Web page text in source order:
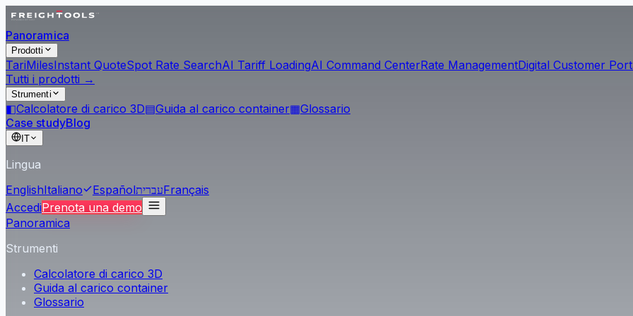
Panoramica
Prodotti
TariMilesInstant QuoteSpot Rate SearchAI Tariff LoadingAI Command CenterRate ManagementDigital Customer
Tutti i prodotti →
Strumenti
◧Calcolatore di carico 3D▤Guida al carico container▦Glossario
Case studyBlog
IT
Lingua
EnglishItaliano EspañolעבריתFrançais
AccediPrenota una demo
Panoramica
Strumenti
Calcolatore di carico 3D
Guida al carico container
Glossario